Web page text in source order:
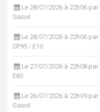
Le 28/07/2026 à 22h06 par
Gasoil
Le 28/07/2026 à 22h06 par
SP95 / E10
Le 27/07/2026 à 22h08 par
E85
Le 26/07/2026 à 22h09 par
Gasoil